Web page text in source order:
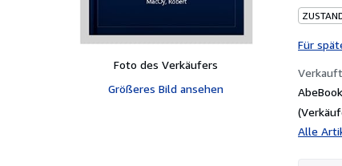
Foto des Verkäufers
Größeres Bild ansehen
Für
Alle